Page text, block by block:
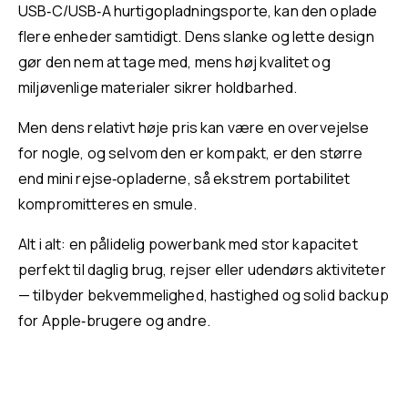
USB‑C/USB‑A hurtigopladningsporte, kan den oplade
flere enheder samtidigt. Dens slanke og lette design
gør den nem at tage med, mens høj kvalitet og
miljøvenlige materialer sikrer holdbarhed.
Men dens relativt høje pris kan være en overvejelse
for nogle, og selvom den er kompakt, er den større
end mini rejse‑opladerne, så ekstrem portabilitet
kompromitteres en smule.
Alt i alt: en pålidelig powerbank med stor kapacitet
perfekt til daglig brug, rejser eller udendørs aktiviteter
— tilbyder bekvemmelighed, hastighed og solid backup
for Apple‑brugere og andre.